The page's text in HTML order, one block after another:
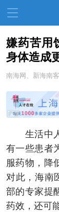
资讯中心
教育
生活
展会
人才在线
嫌药苦用
身体造成
南海网、新海南
生活中人
有一些患者
服药物，降
对此，海南
部的专家提
药效，还可